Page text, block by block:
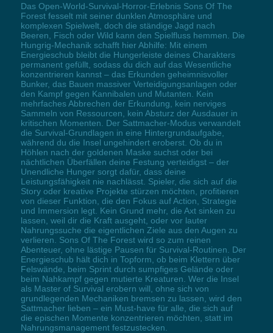
Das Open-World-Survival-Horror-Erlebnis Sons Of The
Forest fesselt mit seiner dunklen Atmosphäre und
komplexen Spielwelt, doch die ständige Jagd nach
Beeren, Fisch oder Wild kann den Spielfluss hemmen. Die
Hungrig-Mechanik schafft hier Abhilfe: Mit einem
Energieschub bleibt die Hungerleiste deines Charakters
permanent gefüllt, sodass du dich auf das Wesentliche
konzentrieren kannst – das Erkunden geheimnisvoller
Bunker, das Bauen massiver Verteidigungsanlagen oder
den Kampf gegen Kannibalen und Mutanten. Kein
mehrfaches Abbrechen der Erkundung, kein nerviges
Sammeln von Ressourcen, kein Absturz der Ausdauer in
kritischen Momenten. Der Sattmacher-Modus verwandelt
die Survival-Grundlagen in eine Hintergrundaufgabe,
während du die Insel ungehindert eroberst. Ob du in
Höhlen nach der goldenen Maske suchst oder bei
nächtlichen Überfällen deine Festung verteidigst – der
Unendliche Hunger sorgt dafür, dass deine
Leistungsfähigkeit nie nachlässt. Spieler, die sich auf die
Story oder kreative Projekte stürzen möchten, profitieren
von dieser Funktion, die den Fokus auf Action, Strategie
und Immersion legt. Kein Grund mehr, die Axt sinken zu
lassen, weil dir die Kraft ausgeht, oder vor lauter
Nahrungssuche die eigentlichen Ziele aus den Augen zu
verlieren. Sons Of The Forest wird so zum reinen
Abenteuer, ohne lästige Pausen für Survival-Routinen. Der
Energieschub hält dich in Topform, ob beim Klettern über
Felswände, beim Sprint durch sumpfiges Gelände oder
beim Nahkampf gegen mutierte Kreaturen. Wer die Insel
als Master of Survival erobern will, ohne sich von
grundlegenden Mechaniken bremsen zu lassen, wird den
Sattmacher lieben – ein Must-have für alle, die sich auf
die epischen Momente konzentrieren möchten, statt im
Nahrungsmanagement festzustecken.